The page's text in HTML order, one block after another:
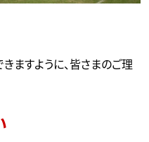
ますように、皆さまのご理